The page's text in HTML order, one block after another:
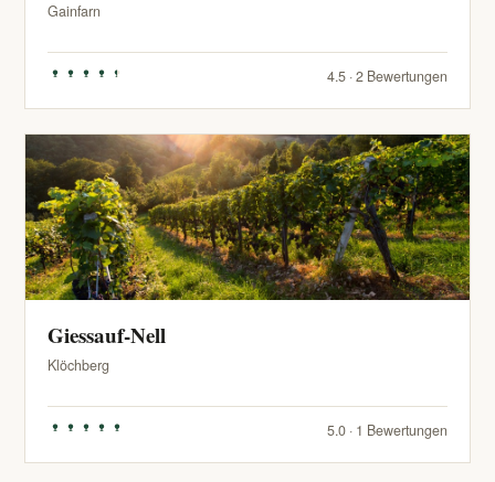
Gainfarn
4.5 · 2 Bewertungen
Giessauf-Nell
Klöchberg
5.0 · 1 Bewertungen